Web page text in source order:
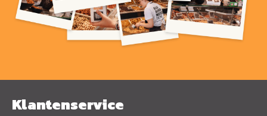
Klantenservice